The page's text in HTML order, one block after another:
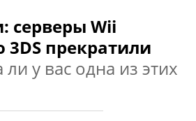
серверы Wii
3DS прекратили
у вас одна из этих